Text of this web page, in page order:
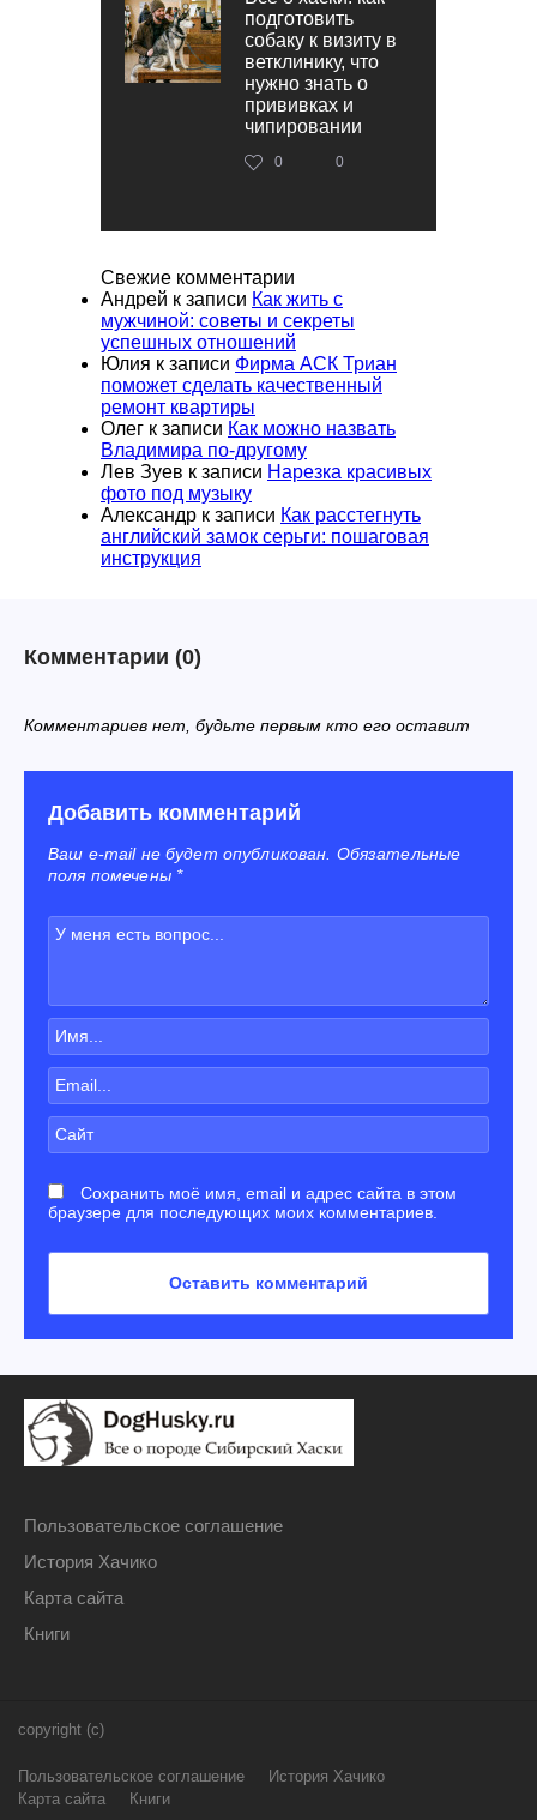
подготовить
собаку к визиту в
ветклинику, что
нужно знать о
прививках и
чипировании
0 0
Свежие комментарии
Андрей к записи Как жить с
мужчиной: советы и секреты
успешных отношений
Юлия к записи Фирма АСК Триан
поможет сделать качественный
ремонт квартиры
Олег к записи Как можно назвать
Владимира по-другому
Лев Зуев к записи Нарезка красивых
фото под музыку
Александр к записи Как расстегнуть
английский замок серьги: пошаговая
инструкция
Комментарии (0)
Комментариев нет, будьте первым кто его оставит
Добавить комментарий
Ваш e-mail не будет опубликован. Обязательные
поля помечены *
Сохранить моё имя, email и адрес сайта в этом
браузере для последующих моих комментариев.
Пользовательское соглашение
История Хачико
Карта сайта
Книги
copyright (c)
Пользовательское соглашение
История Хачико
Карта сайта
Книги